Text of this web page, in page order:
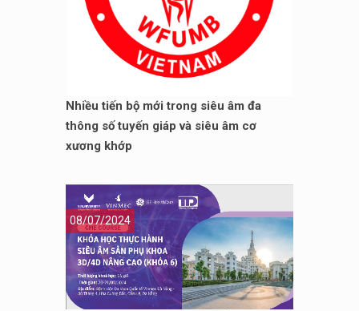
Nhiều tiến bộ mới trong siêu âm đa
thông số tuyến giáp và siêu âm cơ
xương khớp
08/07/2024